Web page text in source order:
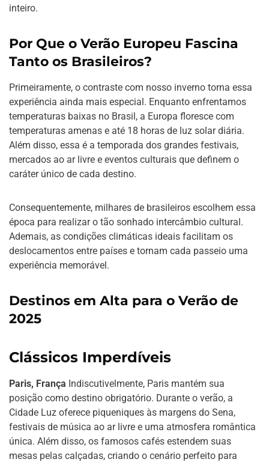
inteiro.
Por Que o Verão Europeu Fascina
Tanto os Brasileiros?
Primeiramente, o contraste com nosso inverno torna essa
experiência ainda mais especial. Enquanto enfrentamos
temperaturas baixas no Brasil, a Europa floresce com
temperaturas amenas e até 18 horas de luz solar diária.
Além disso, essa é a temporada dos grandes festivais,
mercados ao ar livre e eventos culturais que definem o
caráter único de cada destino.
Consequentemente, milhares de brasileiros escolhem essa
época para realizar o tão sonhado intercâmbio cultural.
Ademais, as condições climáticas ideais facilitam os
deslocamentos entre países e tornam cada passeio uma
experiência memorável.
Destinos em Alta para o Verão de
2025
Clássicos Imperdíveis
Paris, França Indiscutivelmente, Paris mantém sua
posição como destino obrigatório. Durante o verão, a
Cidade Luz oferece piqueniques às margens do Sena,
festivais de música ao ar livre e uma atmosfera romântica
única. Além disso, os famosos cafés estendem suas
mesas pelas calçadas, criando o cenário perfeito para